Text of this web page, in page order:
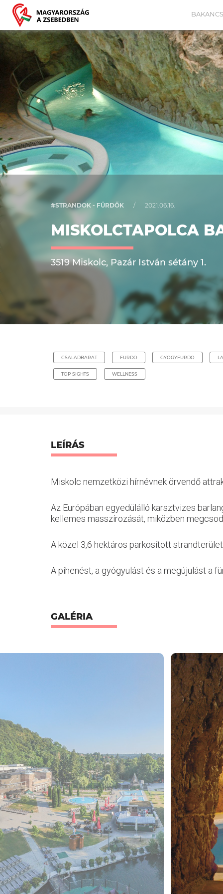
#STRANDOK - FÜRDŐK / 2021.06.16.
MISKOLCTAPOLCA
3519 Miskolc, Pazár István sétány 1.
CSALADBARAT FURDO GYOGYFURDO
TOP SIGHTS WELLNESS
LEÍRÁS
Miskolc nemzetközi hírnévnek örvendő
Az Európában egyedülálló karsztvizes
kellemes masszírozását, miközben
A közel 3,6 hektáros parkosított
A pihenést, a gyógyulást és a megújulást a
GALÉRIA